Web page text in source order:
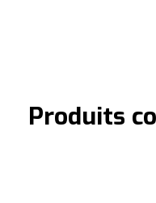
Produits